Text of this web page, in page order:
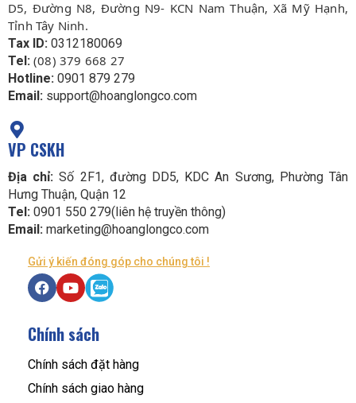
D5, Đường N8, Đường N9- KCN Nam Thuận, Xã Mỹ Hạnh,
Tỉnh Tây Ninh.
Tax ID: 0312180069
Tel: (08) 379 668 27
Hotline: 0901 879 279
Email: support@hoanglongco.com
VP CSKH
Địa chỉ: Số 2F1, đường DD5, KDC An Sương, Phường Tân
Hưng Thuận, Quận 12
Tel: 0901 550 279(liên hệ truyền thông)
Email: marketing@hoanglongco.com
Gửi ý kiến đóng góp cho chúng tôi !
Chính sách
Chính sách đặt hàng
Chính sách giao hàng